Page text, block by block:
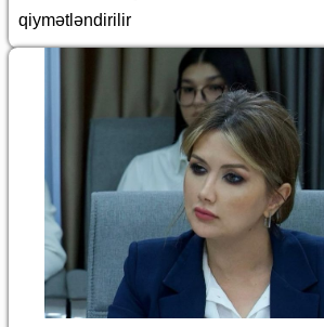
qiymətləndirilir